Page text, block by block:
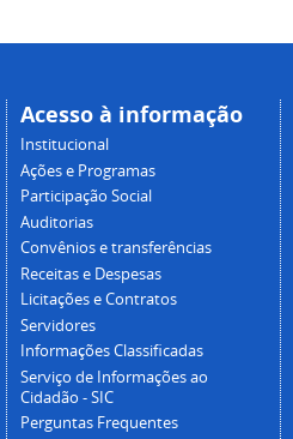
Acesso à informação
Institucional
Ações e Programas
Participação Social
Auditorias
Convênios e transferências
Receitas e Despesas
Licitações e Contratos
Servidores
Informações Classificadas
Serviço de Informações ao
Cidadão - SIC
Perguntas Frequentes